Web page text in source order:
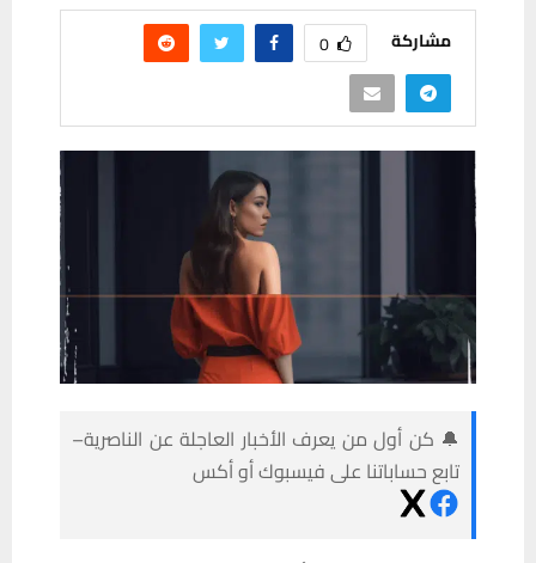
مشاركة 0
🔔 كن أول من يعرف الأخبار العاجلة عن الناصرية–
تابع حساباتنا على فيسبوك أو أكس